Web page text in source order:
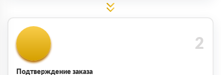
Подтверждение заказа